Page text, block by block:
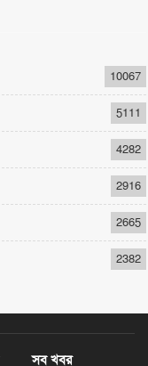
10067
5111
4282
2916
2665
2382
সব খবর